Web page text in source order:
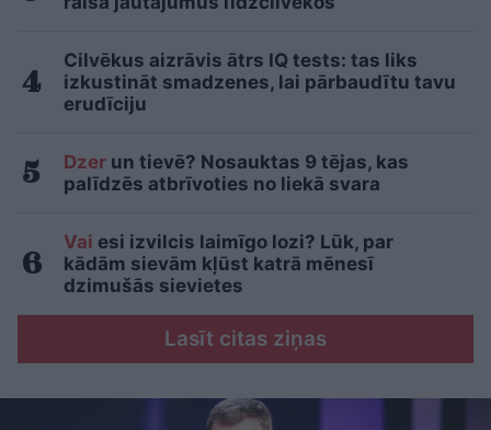
Cilvēkus aizrāvis ātrs IQ tests: tas liks
izkustināt smadzenes, lai pārbaudītu tavu
erudīciju
Dzer un tievē? Nosauktas 9 tējas, kas
palīdzēs atbrīvoties no liekā svara
Vai esi izvilcis laimīgo lozi? Lūk, par
kādām sievām kļūst katrā mēnesī
dzimušās sievietes
Lasīt citas ziņas